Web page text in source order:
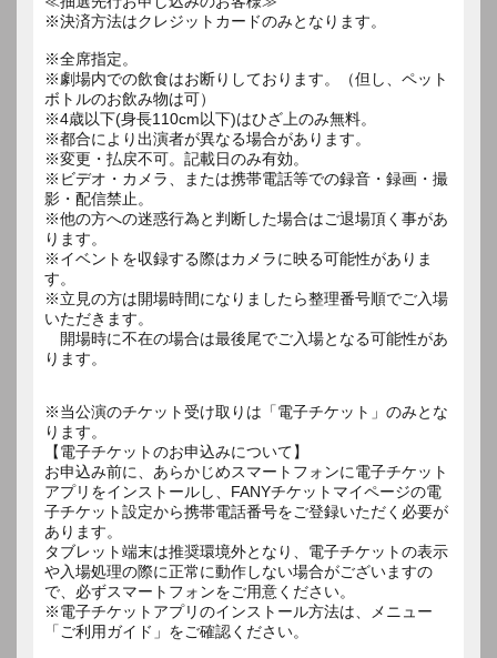
※決済方法はクレジットカードのみとなります。
※全席指定。
※劇場内での飲食はお断りしております。（但し、ペット
ボトルのお飲み物は可）
※4歳以下(身長110cm以下)はひざ上のみ無料。
※都合により出演者が異なる場合があります。
※変更・払戻不可。記載日のみ有効。
※ビデオ・カメラ、または携帯電話等での録音・録画・撮
影・配信禁止。
※他の方への迷惑行為と判断した場合はご退場頂く事があ
ります。
※イベントを収録する際はカメラに映る可能性がありま
す。
※立見の方は開場時間になりましたら整理番号順でご入場
いただきます。
開場時に不在の場合は最後尾でご入場となる可能性があ
ります。
※当公演のチケット受け取りは「電子チケット」のみとな
ります。
【電子チケットのお申込みについて】
お申込み前に、あらかじめスマートフォンに電子チケット
アプリをインストールし、FANYチケットマイページの電
子チケット設定から携帯電話番号をご登録いただく必要が
あります。
タブレット端末は推奨環境外となり、電子チケットの表示
や入場処理の際に正常に動作しない場合がございますの
で、必ずスマートフォンをご用意ください。
※電子チケットアプリのインストール方法は、メニュー
「ご利用ガイド」をご確認ください。